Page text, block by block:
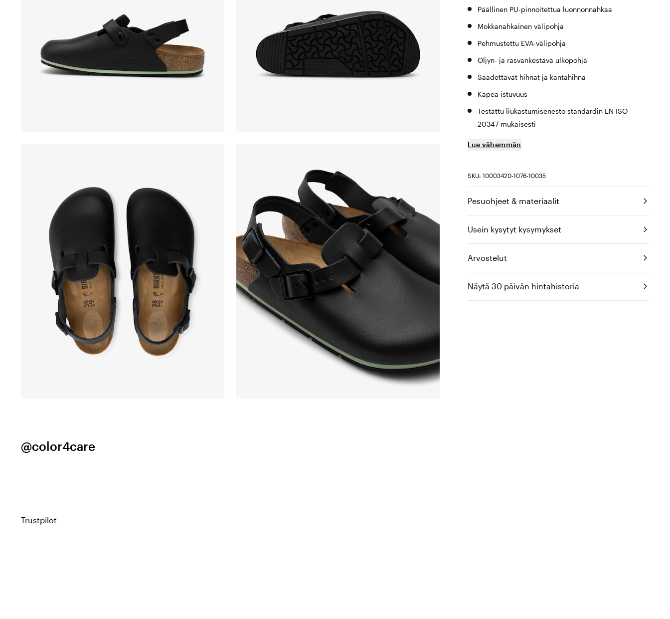
Päällinen PU-pinnoitettua luonnonnahkaa
Mokkanahkainen välipohja
Pehmustettu EVA-välipohja
Öljyn- ja rasvankestävä ulkopohja
Säädettävät hihnat ja kantahihna
Kapea istuvuus
Testattu liukastumisenesto standardin EN ISO
20347 mukaisesti
Lue vähemmän
SKU: 10003420-1076-10035
Pesuohjeet & materiaalit
Usein kysytyt kysymykset
Arvostelut
Näytä 30 päivän hintahistoria
@color4care
Trustpilot